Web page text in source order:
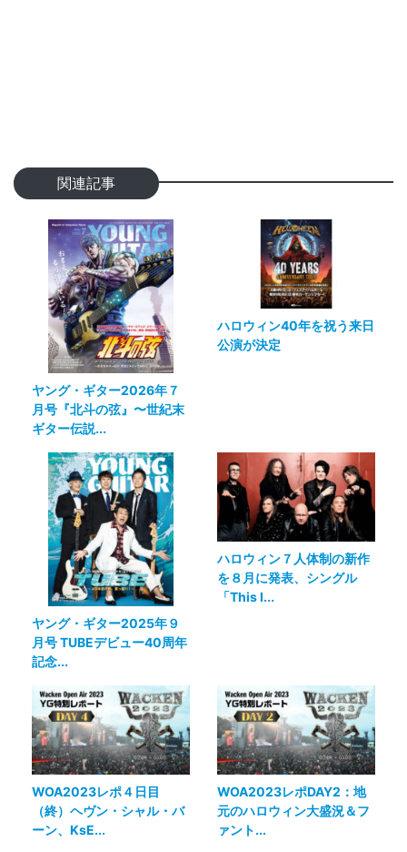
関連記事
ヤング・ギター2026年７
月号『北斗の弦』〜世紀末
ギター伝説...
ハロウィン40年を祝う来日
公演が決定
ヤング・ギター2025年９
月号 TUBEデビュー40周年
記念...
ハロウィン７人体制の新作
を８月に発表、シングル
「This I...
WOA2023レポ４日目
（終）ヘヴン・シャル・バ
ーン、KsE...
WOA2023レポDAY2：地
元のハロウィン大盛況＆フ
ァント...